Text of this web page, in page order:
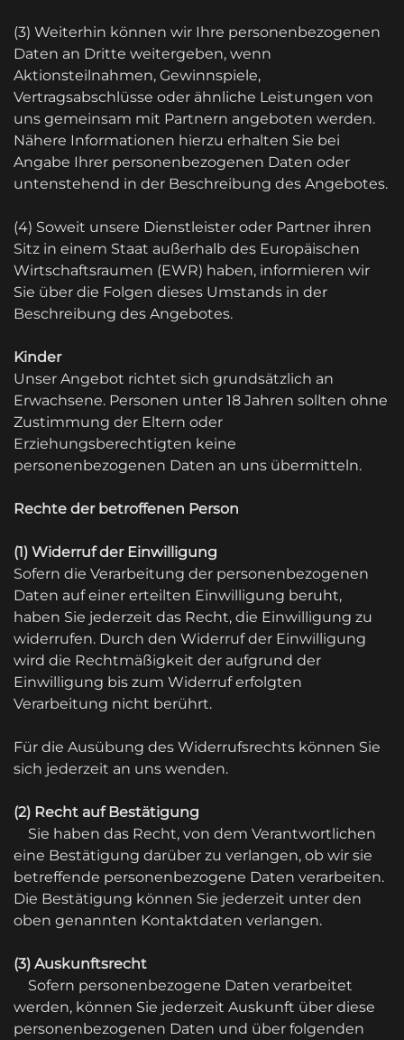
(3) Weiterhin können wir Ihre personenbezogenen
Daten an Dritte weitergeben, wenn
Aktionsteilnahmen, Gewinnspiele,
Vertragsabschlüsse oder ähnliche Leistungen von
uns gemeinsam mit Partnern angeboten werden.
Nähere Informationen hierzu erhalten Sie bei
Angabe Ihrer personenbezogenen Daten oder
untenstehend in der Beschreibung des Angebotes.
(4) Soweit unsere Dienstleister oder Partner ihren
Sitz in einem Staat außerhalb des Europäischen
Wirtschaftsraumen (EWR) haben, informieren wir
Sie über die Folgen dieses Umstands in der
Beschreibung des Angebotes.
Kinder
Unser Angebot richtet sich grundsätzlich an
Erwachsene. Personen unter 18 Jahren sollten ohne
Zustimmung der Eltern oder
Erziehungsberechtigten keine
personenbezogenen Daten an uns übermitteln.
Rechte der betroffenen Person
(1) Widerruf der Einwilligung
Sofern die Verarbeitung der personenbezogenen
Daten auf einer erteilten Einwilligung beruht,
haben Sie jederzeit das Recht, die Einwilligung zu
widerrufen. Durch den Widerruf der Einwilligung
wird die Rechtmäßigkeit der aufgrund der
Einwilligung bis zum Widerruf erfolgten
Verarbeitung nicht berührt.
Für die Ausübung des Widerrufsrechts können Sie
sich jederzeit an uns wenden.
(2) Recht auf Bestätigung
Sie haben das Recht, von dem Verantwortlichen
eine Bestätigung darüber zu verlangen, ob wir sie
betreffende personenbezogene Daten verarbeiten.
Die Bestätigung können Sie jederzeit unter den
oben genannten Kontaktdaten verlangen.
(3) Auskunftsrecht
Sofern personenbezogene Daten verarbeitet
werden, können Sie jederzeit Auskunft über diese
personenbezogenen Daten und über folgenden